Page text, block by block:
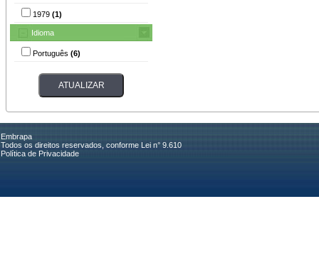
1979 (1)
Idioma
Português (6)
Embrapa
Todos os direitos reservados, conforme Lei n° 9.610
Política de Privacidade